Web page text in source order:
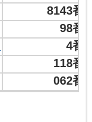
8143番
98番
4番
118番
062番